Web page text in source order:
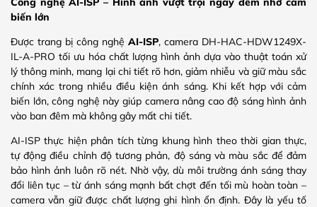
biến lớn
Được trang bị công nghệ AI-ISP, camera DH-HAC-HDW1249X-
IL-A-PRO tối ưu hóa chất lượng hình ảnh dựa vào thuật toán xử
lý thông minh, mang lại chi tiết rõ hơn, giảm nhiễu và giữ màu sắc
chính xác trong nhiều điều kiện ánh sáng. Khi kết hợp với cảm
biến lớn, công nghệ này giúp camera nâng cao độ sáng hình ảnh
vào ban đêm mà không gây mất chi tiết.
AI-ISP thực hiện phân tích từng khung hình theo thời gian thực,
tự động điều chỉnh độ tương phản, độ sáng và màu sắc để đảm
bảo hình ảnh luôn rõ nét. Nhờ vậy, dù môi trường ánh sáng thay
đổi liên tục – từ ánh sáng mạnh bất chợt đến tối mù hoàn toàn –
camera vẫn giữ được chất lượng ghi hình ổn định. Đây là yếu tố